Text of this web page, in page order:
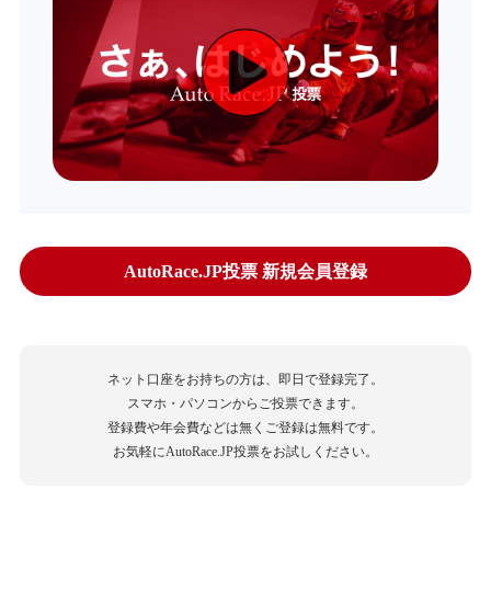
AutoRace.JP投票 新規会員登録
ネット口座をお持ちの方は、即日で登録完了。
スマホ・パソコンからご投票できます。
登録費や年会費などは無くご登録は無料です。
お気軽にAutoRace.JP投票をお試しください。